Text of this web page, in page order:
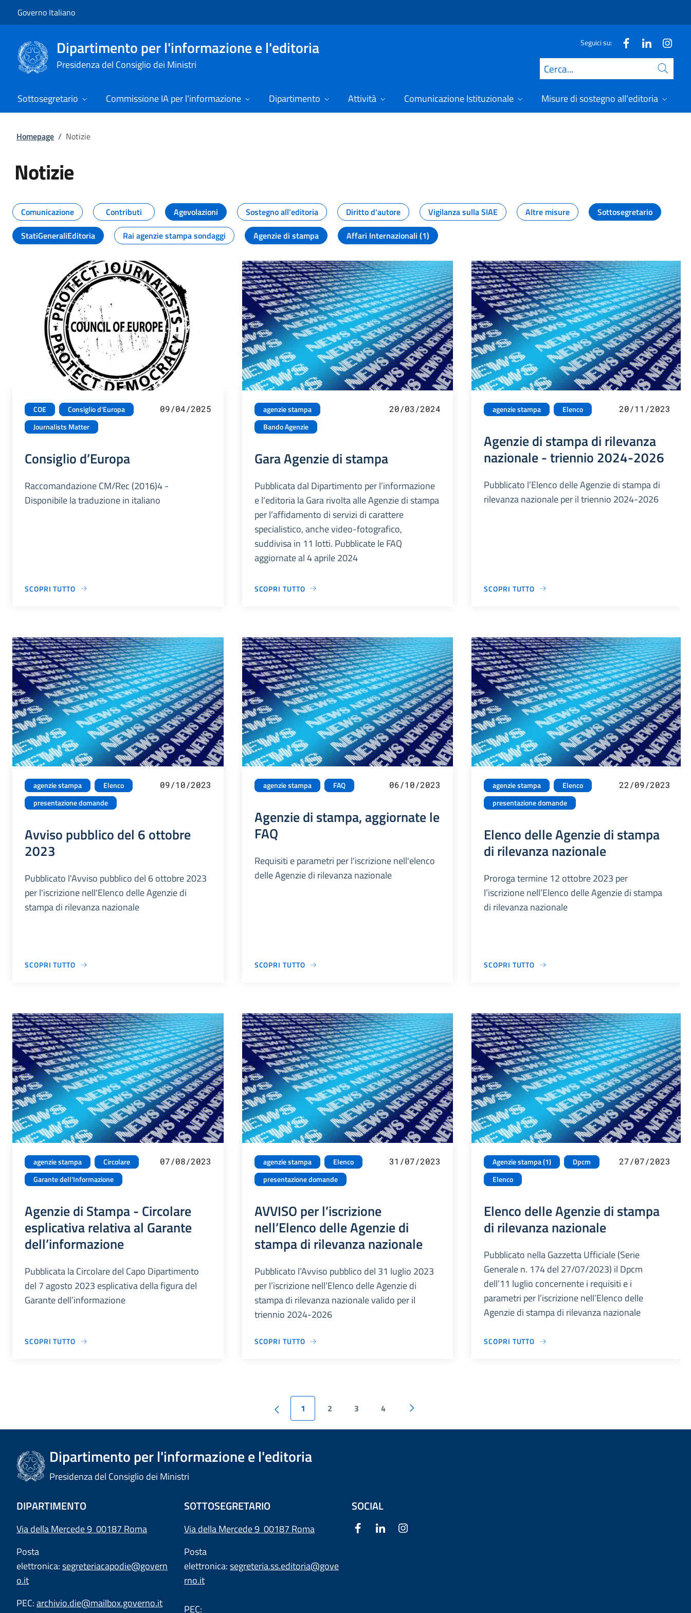
Governo Italiano
Dipartimento per l'informazione e l'editoria
Presidenza del Consiglio dei Ministri
Seguici su:
Cerca
Sottosegretario Commissione IA per l'informazione Dipartimento Attività Comunicazione Istituzionale Misure di sostegno all'editoria
Homepage / Notizie
Notizie
Tutti i contenuti della pagina Notizie
Comunicazione Contributi Agevolazioni Sostegno all'editoria Diritto d'autore Vigilanza sulla SIAE Altre misure
Sottosegretario
StatiGeneraliEditoria
Rai agenzie stampa sondaggi Agenzie di stampa Affari Internazionali (1)
COE
Consiglio d'Europa
Journalists Matter
09/04/2025
Consiglio d’Europa
Raccomandazione CM/Rec (2016)4 -
Disponibile la traduzione in italiano
SCOPRI TUTTO
agenzie stampa
Bando Agenzie
20/03/2024
Gara Agenzie di stampa
Pubblicata dal Dipartimento per l’informazione
e l’editoria la Gara rivolta alle Agenzie di stampa
per l’affidamento di servizi di carattere
specialistico, anche video-fotografico,
suddivisa in 11 lotti. Pubblicate le FAQ
aggiornate al 4 aprile 2024
SCOPRI TUTTO
agenzie stampa Elenco 20/11/2023
Agenzie di stampa di rilevanza
nazionale - triennio 2024-2026
Pubblicato l’Elenco delle Agenzie di stampa di
rilevanza nazionale per il triennio 2024-2026
SCOPRI TUTTO
agenzie stampa
Elenco
presentazione domande
09/10/2023
Avviso pubblico del 6 ottobre
2023
Pubblicato l'Avviso pubblico del 6 ottobre 2023
per l'iscrizione nell'Elenco delle Agenzie di
stampa di rilevanza nazionale
SCOPRI TUTTO
agenzie stampa FAQ 06/10/2023
Agenzie di stampa, aggiornate le
FAQ
Requisiti e parametri per l'iscrizione nell'elenco
delle Agenzie di rilevanza nazionale
SCOPRI TUTTO
agenzie stampa
Elenco
presentazione domande
22/09/2023
Elenco delle Agenzie di stampa
di rilevanza nazionale
Proroga termine 12 ottobre 2023 per
l’iscrizione nell’Elenco delle Agenzie di stampa
di rilevanza nazionale
SCOPRI TUTTO
agenzie stampa
Circolare
Garante dell'Informazione
07/08/2023
Agenzie di Stampa - Circolare
esplicativa relativa al Garante
dell’informazione
Pubblicata la Circolare del Capo Dipartimento
del 7 agosto 2023 esplicativa della figura del
Garante dell’informazione
SCOPRI TUTTO
agenzie stampa
Elenco
presentazione domande
31/07/2023
AVVISO per l’iscrizione
nell’Elenco delle Agenzie di
stampa di rilevanza nazionale
Pubblicato l’Avviso pubblico del 31 luglio 2023
per l’iscrizione nell’Elenco delle Agenzie di
stampa di rilevanza nazionale valido per il
triennio 2024-2026
SCOPRI TUTTO
Agenzie stampa (1)
Dpcm
Elenco
27/07/2023
Elenco delle Agenzie di stampa
di rilevanza nazionale
Pubblicato nella Gazzetta Ufficiale (Serie
Generale n. 174 del 27/07/2023) il Dpcm
dell’11 luglio concernente i requisiti e i
parametri per l’iscrizione nell’Elenco delle
Agenzie di stampa di rilevanza nazionale
SCOPRI TUTTO
1 2 3 4
Dipartimento per l'informazione e l'editoria
Presidenza del Consiglio dei Ministri
DIPARTIMENTO
Via della Mercede 9 00187 Roma
Posta
elettronica:segreteriacapodie@govern
o.it
PEC:archivio.die@mailbox.governo.it
SOTTOSEGRETARIO
Via della Mercede 9 00187 Roma
Posta
elettronica:segreteria.ss.editoria@gove
rno.it
PEC:
SOCIAL